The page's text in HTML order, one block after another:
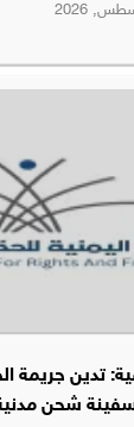
تدين جريمة
شحن مدنية